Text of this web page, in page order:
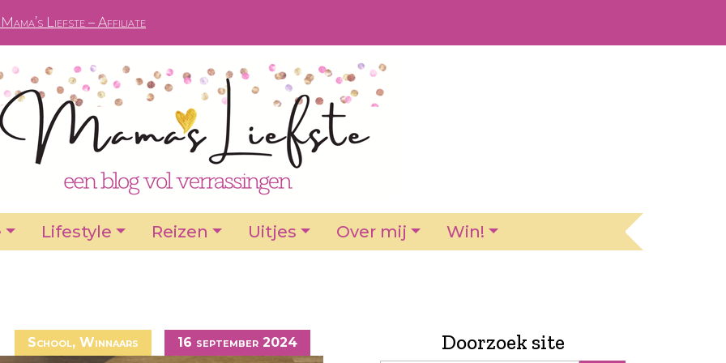
Liefste – Affiliate
Lifestyle Reizen Uitjes Over mij Win!
School, Winnaars 16 september 2024 Doorzoek site